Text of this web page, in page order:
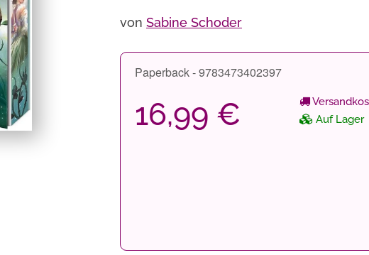
von Sabine Schoder
Paperback - 9783473402397
16,99 €
Auf Lager